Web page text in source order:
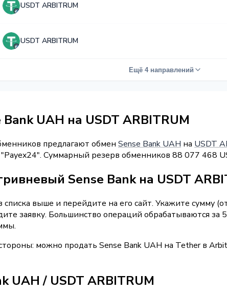
USDT ARBITRUM
USDT ARBITRUM
Ещё 4 направлений
UAH на USDT ARBITRUM
предлагают обмен Sense Bank UAH на USDT
"Payex24". Суммарный резерв обменников 88 077 468
Sense Bank на USDT
выше и перейдите на его сайт. Укажите сумму
заявку. Большинство операций обрабатываются
можно продать Sense Bank UAH на Tether в
UAH / USDT ARBITRUM